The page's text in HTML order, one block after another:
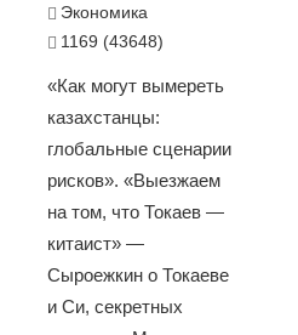
Экономика
1169 (43648)
«Как могут вымереть
казахстанцы:
глобальные сценарии
рисков». «Выезжаем
на том, что Токаев —
китаист» —
Сыроежкин о Токаеве
и Си, секретных